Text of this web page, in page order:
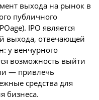
выхода на рынок в
публичного
IPO является
выхода, отвечающей
у венчурного
возможность выйти
— привлечь
средства для
бизнеса.